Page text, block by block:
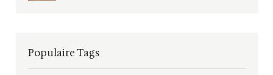
Populaire Tags